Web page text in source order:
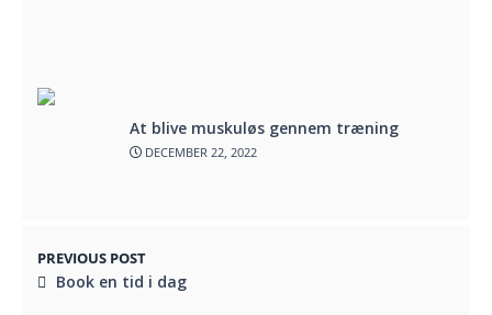
At blive muskuløs gennem træning
DECEMBER 22, 2022
PREVIOUS POST
Book en tid i dag